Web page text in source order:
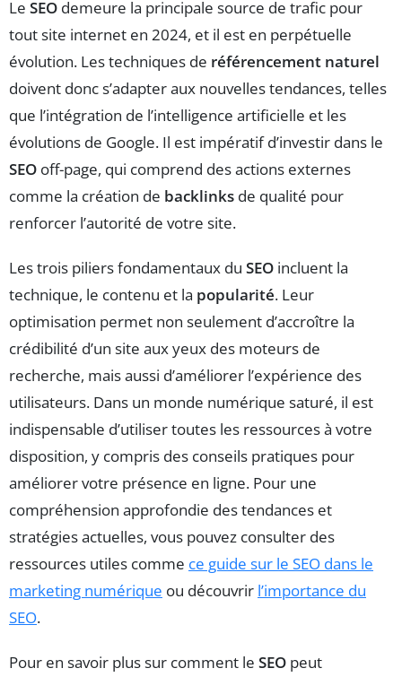
Le SEO demeure la principale source de trafic pour
tout site internet en 2024, et il est en perpétuelle
évolution. Les techniques de référencement naturel
doivent donc s’adapter aux nouvelles tendances, telles
que l’intégration de l’intelligence artificielle et les
évolutions de Google. Il est impératif d’investir dans le
SEO off-page, qui comprend des actions externes
comme la création de backlinks de qualité pour
renforcer l’autorité de votre site.
Les trois piliers fondamentaux du SEO incluent la
technique, le contenu et la popularité. Leur
optimisation permet non seulement d’accroître la
crédibilité d’un site aux yeux des moteurs de
recherche, mais aussi d’améliorer l’expérience des
utilisateurs. Dans un monde numérique saturé, il est
indispensable d’utiliser toutes les ressources à votre
disposition, y compris des conseils pratiques pour
améliorer votre présence en ligne. Pour une
compréhension approfondie des tendances et
stratégies actuelles, vous pouvez consulter des
ressources utiles comme ce guide sur le SEO dans le
marketing numérique ou découvrir l’importance du
SEO.
Pour en savoir plus sur comment le SEO peut